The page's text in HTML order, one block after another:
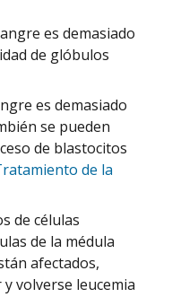
es demasiado
de glóbulos
es demasiado
se pueden
de blastocitos
de la
de células
de la médula
afectados,
volverse leucemia